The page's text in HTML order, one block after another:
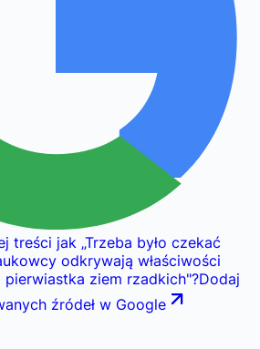
treści jak „Trzeba było czekać
odkrywają właściwości
ziem rzadkich"?Dodaj
źródeł w Google